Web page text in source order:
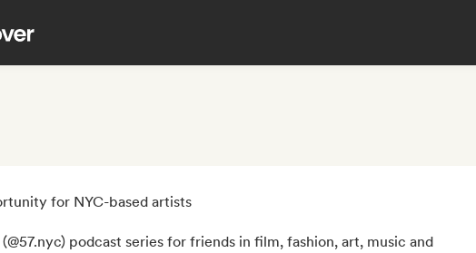
for NYC-based artists
(@57.nyc) podcast series for friends in film, fashion, art, music and